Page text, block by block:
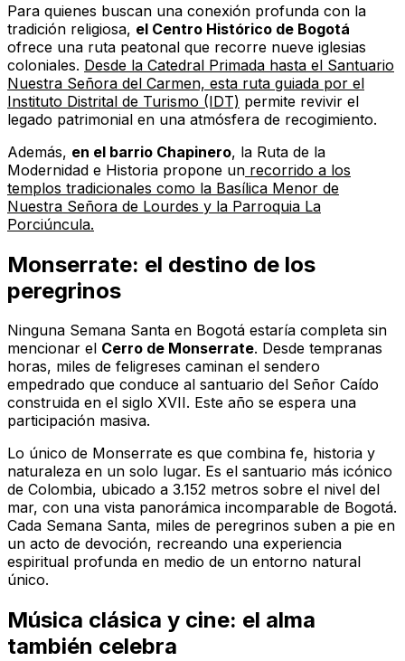
Para quienes buscan una conexión profunda con la
tradición religiosa, el Centro Histórico de Bogotá
ofrece una ruta peatonal que recorre nueve iglesias
coloniales. Desde la Catedral Primada hasta el Santuario
Nuestra Señora del Carmen, esta ruta guiada por el
Instituto Distrital de Turismo (IDT) permite revivir el
legado patrimonial en una atmósfera de recogimiento.
Además, en el barrio Chapinero, la Ruta de la
Modernidad e Historia propone un recorrido a los
templos tradicionales como la Basílica Menor de
Nuestra Señora de Lourdes y la Parroquia La
Porciúncula.
Monserrate: el destino de los
peregrinos
Ninguna Semana Santa en Bogotá estaría completa sin
mencionar el Cerro de Monserrate. Desde tempranas
horas, miles de feligreses caminan el sendero
empedrado que conduce al santuario del Señor Caído
construida en el siglo XVII. Este año se espera una
participación masiva.
Lo único de Monserrate es que combina fe, historia y
naturaleza en un solo lugar. Es el santuario más icónico
de Colombia, ubicado a 3.152 metros sobre el nivel del
mar, con una vista panorámica incomparable de Bogotá.
Cada Semana Santa, miles de peregrinos suben a pie en
un acto de devoción, recreando una experiencia
espiritual profunda en medio de un entorno natural
único.
Música clásica y cine: el alma
también celebra